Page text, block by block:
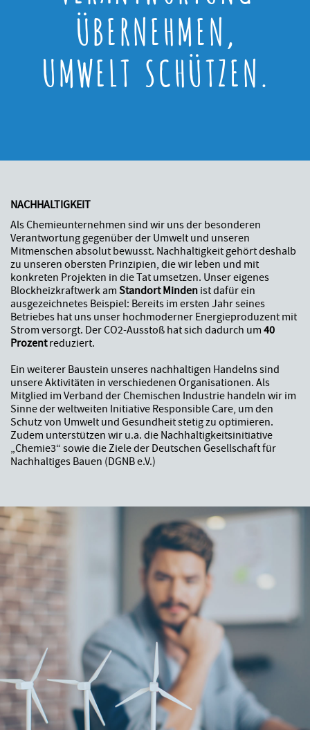
ÜBERNEHMEN,
UMWELT SCHÜTZEN.
NACHHALTIGKEIT
Als Chemieunternehmen sind wir uns der besonderen
Verantwortung gegenüber der Umwelt und unseren
Mitmenschen absolut bewusst. Nachhaltigkeit gehört deshalb
zu unseren obersten Prinzipien, die wir leben und mit
konkreten Projekten in die Tat umsetzen. Unser eigenes
Blockheizkraftwerk am Standort Minden ist dafür ein
ausgezeichnetes Beispiel: Bereits im ersten Jahr seines
Betriebes hat uns unser hochmoderner Energieproduzent mit
Strom versorgt. Der CO2-Ausstoß hat sich dadurch um 40
Prozentreduziert.
Ein weiterer Baustein unseres nachhaltigen Handelns sind
unsere Aktivitäten in verschiedenen Organisationen. Als
Mitglied im Verband der Chemischen Industrie handeln wir im
Sinne der weltweiten Initiative Responsible Care, um den
Schutz von Umwelt und Gesundheit stetig zu optimieren.
Zudem unterstützen wir u.a. die Nachhaltigkeitsinitiative
„Chemie3“ sowie die Ziele der Deutschen Gesellschaft für
Nachhaltiges Bauen (DGNB e.V.)